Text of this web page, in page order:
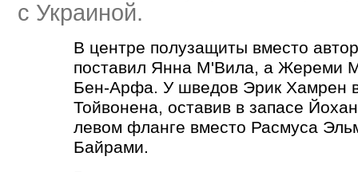
с Украиной.
В центре полузащиты вместо
поставил Янна М'Вила, а Жереми
Бен-Арфа. У шведов Эрик Хамрен
Тойвонена, оставив в запасе
левом фланге вместо Расмуса
Байрами.